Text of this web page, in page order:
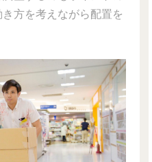
方を考えながら配置を